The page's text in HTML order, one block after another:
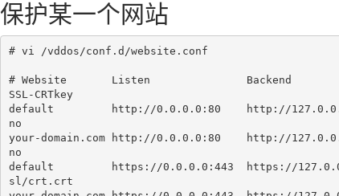
保护某一个网站
# vi /vddos/conf.d/website.conf
# Website       Listen               Backend
SSL-CRTkey
default
http://0.0.0.0:80    http://
no
your-domain.com http://0.0.0.0:80    http://
no
default         https://0.0.0.0:443  https://
sl/crt.crt